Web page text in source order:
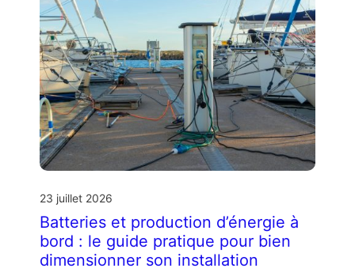
23 juillet 2026
Batteries et production d’énergie à
bord : le guide pratique pour bien
dimensionner son installation